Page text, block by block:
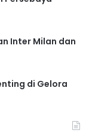
Inter Milan dan
di Gelora